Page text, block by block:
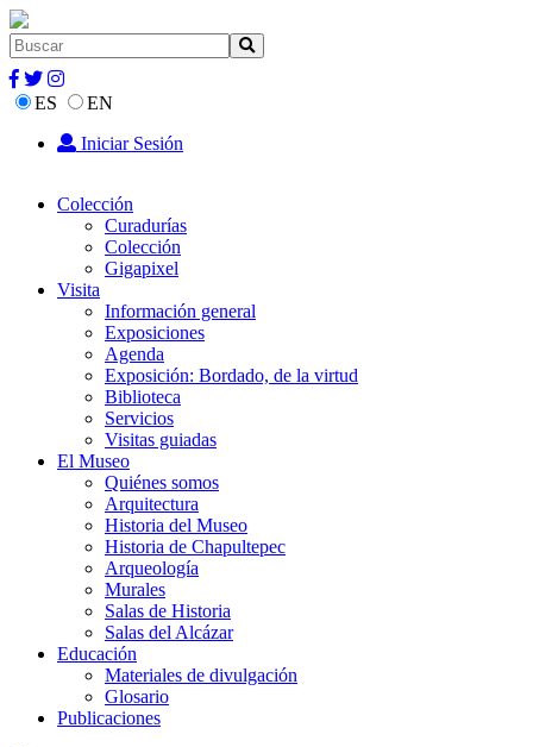
ES
EN
Iniciar Sesión
Colección
Curadurías
Colección
Gigapixel
Visita
Información general
Exposiciones
Agenda
Exposición: Bordado, de la virtud
Biblioteca
Servicios
Visitas guiadas
El Museo
Quiénes somos
Arquitectura
Historia del Museo
Historia de Chapultepec
Arqueología
Murales
Salas de Historia
Salas del Alcázar
Educación
Materiales de divulgación
Glosario
Publicaciones